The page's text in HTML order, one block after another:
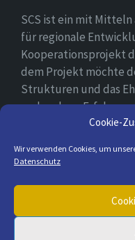
Cookie-
Wir verwenden Cookies, um
Datenschutz
SCS ist ein mit Mitteln
für regionale
Kooperationsprojekt
dem Projekt möchte
Strukturen und das
vorhandene
digitale Kompetenz